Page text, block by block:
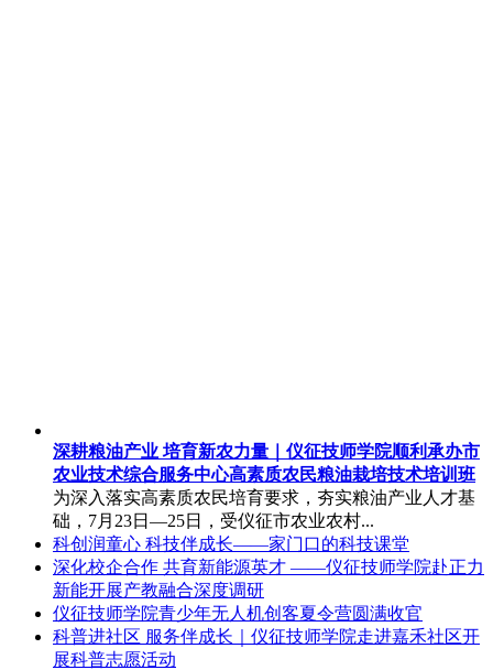
深耕粮油产业 培育新农力量｜仪征技师学院顺利承办市
农业技术综合服务中心高素质农民粮油栽培技术培训班
为深入落实高素质农民培育要求，夯实粮油产业人才基
础，7月23日—25日，受仪征市农业农村...
科创润童心 科技伴成长——家门口的科技课堂
深化校企合作 共育新能源英才 ——仪征技师学院赴正力
新能开展产教融合深度调研
仪征技师学院青少年无人机创客夏令营圆满收官
科普进社区 服务伴成长｜仪征技师学院走进嘉禾社区开
展科普志愿活动